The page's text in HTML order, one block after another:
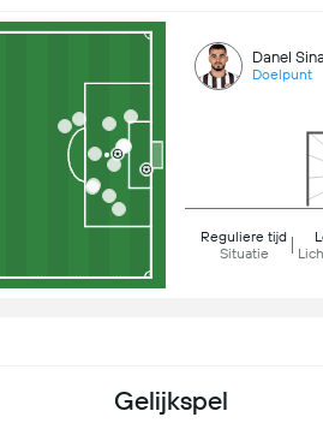
Danel
Doelpunt
Reguliere tijd
Situatie
Gelijkspel